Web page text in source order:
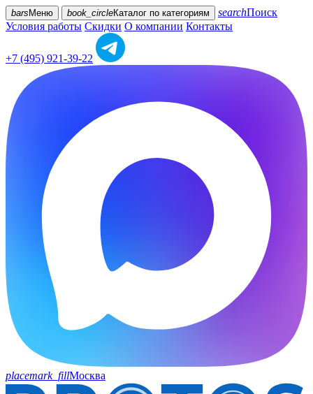
bars Меню book_circleКаталог по категориям searchПоиск
Условия работы Скидки О компании Контакты
+7 (495) 921-39-22
placemark_fillМосква